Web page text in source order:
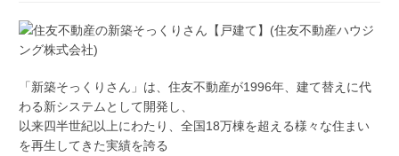
「新築そっくりさん」は、住友不動産が1996年、建て替えに代
わる新システムとして開発し、
以来四半世紀以上にわたり、全国18万棟を超える様々な住まい
を再生してきた実績を誇る